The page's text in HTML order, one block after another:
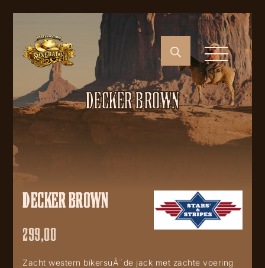
DECKER BROWN
DECKER BROWN
299,00
Zacht western bikersuÃ¨de jack met zachte voering